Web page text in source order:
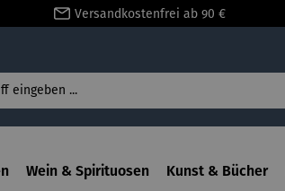
Versandkostenfrei ab 90 €
Wein & Spirituosen Kunst & Bücher